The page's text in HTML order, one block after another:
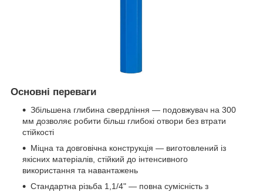
Основні переваги
Збільшена глибина свердління — подовжувач на 300
мм дозволяє робити більш глибокі отвори без втрати
стійкості
Міцна та довговічна конструкція — виготовлений із
якісних матеріалів, стійкий до інтенсивного
використання та навантажень
Стандартна різьба 1,1/4" — повна сумісність з